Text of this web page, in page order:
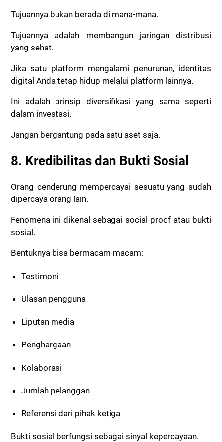
Tujuannya bukan berada di mana-mana.
Tujuannya adalah membangun jaringan distribusi
yang sehat.
Jika satu platform mengalami penurunan, identitas
digital Anda tetap hidup melalui platform lainnya.
Ini adalah prinsip diversifikasi yang sama seperti
dalam investasi.
Jangan bergantung pada satu aset saja.
8. Kredibilitas dan Bukti Sosial
Orang cenderung mempercayai sesuatu yang sudah
dipercaya orang lain.
Fenomena ini dikenal sebagai social proof atau bukti
sosial.
Bentuknya bisa bermacam-macam:
Testimoni
Ulasan pengguna
Liputan media
Penghargaan
Kolaborasi
Jumlah pelanggan
Referensi dari pihak ketiga
Bukti sosial berfungsi sebagai sinyal kepercayaan.